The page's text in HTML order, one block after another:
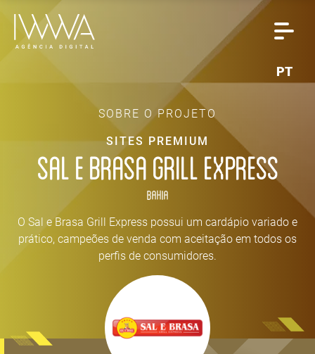
PT
SOBRE O PROJETO
SITES PREMIUM
SAL E BRASA GRILL EXPRESS
Bahia
O Sal e Brasa Grill Express possui um cardápio variado e
prático, campeões de venda com aceitação em todos os
perfis de consumidores.